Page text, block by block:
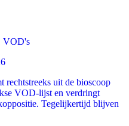
VOD's
uit de bioscoop
VOD-lijst en verdringt
Tegelijkertijd blijven